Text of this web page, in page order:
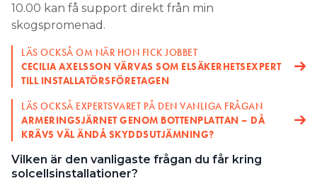
10.00 kan få support direkt från min
skogspromenad.
LÄS OCKSÅ OM NÄR HON FICK JOBBET
CECILIA AXELSSON VÄRVAS SOM ELSÄKERHETSEXPERT
TILL INSTALLATÖRSFÖRETAGEN
LÄS OCKSÅ EXPERTSVARET PÅ DEN VANLIGA FRÅGAN
ARMERINGSJÄRNET GENOM BOTTENPLATTAN – DÅ
KRÄVS VÄL ÄNDÅ SKYDDSUTJÄMNING?
Vilken är den vanligaste frågan du får kring
solcellsinstallationer?